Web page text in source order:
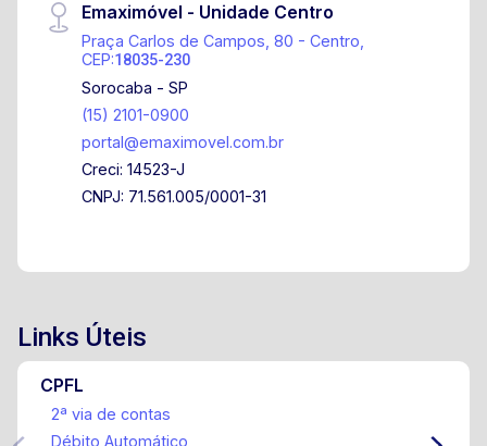
Emaximóvel - Unidade Centro
Praça Carlos de Campos, 80 - Centro,
CEP:18035-230
Sorocaba - SP
(15) 2101-0900
portal@emaximovel.com.br
Creci: 14523-J
CNPJ: 71.561.005/0001-31
Links Úteis
CPFL
2ª via de contas
Débito Automático